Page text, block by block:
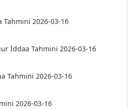
Tahmini 2026-03-16
İddaa Tahmini 2026-03-16
Tahmini 2026-03-16
2026-03-16